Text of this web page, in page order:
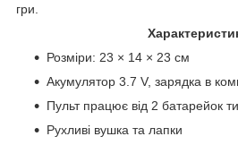
гри.
Розміри: 23 × 14 × 23 см
Акумулятор 3.7 V, зарядка в
Пульт працює від 2 батарейок
Рухливі вушка та лапки